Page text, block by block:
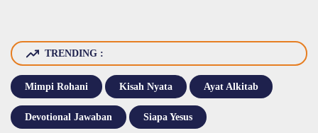
TRENDING :
Mimpi Rohani Kisah Nyata Ayat Alkitab
Devotional Jawaban Siapa Yesus